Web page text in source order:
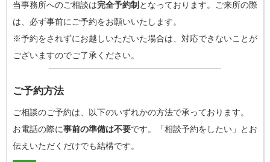
当事務所へのご相談は完全予約制 となっております。ご来所の際
は、必ず事前にご予約をお願いいたします。
※予約をされずにお越しいただいた場合は、対応できないことが
ございますのでご了承ください。
ご予約方法
ご相談のご予約は、以下のいずれかの方法で承っております。
お電話の際に事前の準備は不要です。「相談予約をしたい」とお
伝えいただくだけでも結構です。